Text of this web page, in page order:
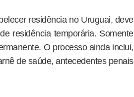
residência no Uruguai, deve
residência temporária. Somente
O processo ainda inclui,
de saúde, antecedentes penais